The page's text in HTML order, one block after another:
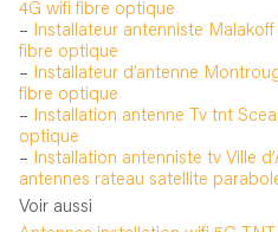
4G wifi fibre optique
– Installateur antenniste
fibre optique
– Installateur d’antenne
fibre optique
– Installation antenne Tv tnt
optique
– Installation antenniste tv Ville
antennes rateau satellite
Voir aussi